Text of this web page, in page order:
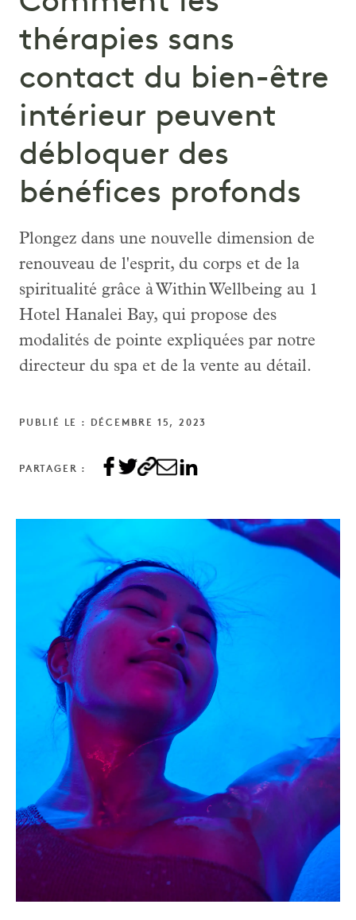
thérapies sans
contact du bien-être
intérieur peuvent
débloquer des
bénéfices profonds
Plongez dans une nouvelle dimension de
renouveau de l'esprit, du corps et de la
spiritualité grâce à Within Wellbeing au 1
Hotel Hanalei Bay, qui propose des
modalités de pointe expliquées par notre
directeur du spa et de la vente au détail.
PUBLIÉ LE : DÉCEMBRE 15, 2023
PARTAGER :